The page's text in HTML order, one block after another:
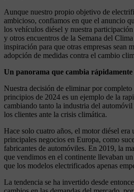
Aunque nuestro propio objetivo de
ambicioso, confiamos en que el anuncio
los vehículos diésel y nuestra
y otros encuentros de la Semana del
inspiración para que otras empresas sean
adopción de medidas contra el cambio
Un panorama que cambia rápidamente
Nuestra decisión de eliminar por completo
principios de 2024 es un ejemplo de la
cambiando tanto la industria del
los clientes ante la crisis climática.
Hace solo cuatro años, el motor diésel era
principales negocios en Europa, como
fabricantes de automóviles. En 2019, la
que vendimos en el continente llevaban
que los modelos electrificados apenas
La tendencia se ha invertido desde